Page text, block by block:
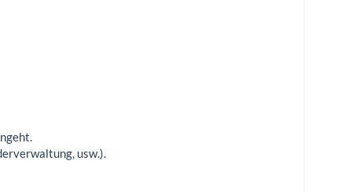
usw.).